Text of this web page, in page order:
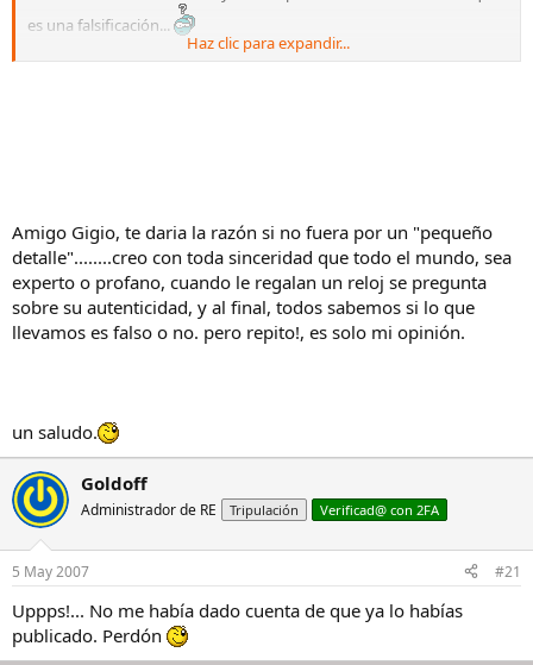
es una falsificación...
Me inclino por la primera opción, máxime cuando ese reloj lo está
A falta de más datos, la única conclusión firme que se puede sacar
es que eso que lleva en la muñeca NO es un BP de IWC.
Haz clic para expandir...
Amigo Gigio, te daria la razón si no fuera por un "pequeño
detalle"........creo con toda sinceridad que todo el mundo, sea
experto o profano, cuando le regalan un reloj se pregunta
sobre su autenticidad, y al final, todos sabemos si lo que
llevamos es falso o no. pero repito!, es solo mi opinión.
un saludo.
Goldoff
Administrador de RE Tripulación Verificad@ con 2FA
5 May 2007 #21
Uppps!... No me había dado cuenta de que ya lo habías
publicado. Perdón